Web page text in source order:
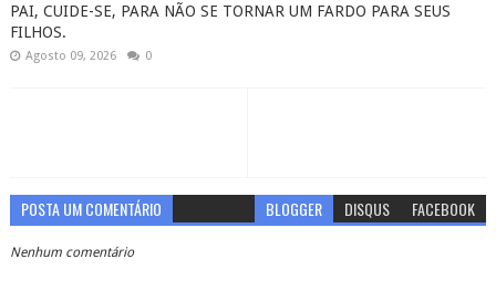
PAI, CUIDE-SE, PARA NÃO SE TORNAR UM FARDO PARA SEUS
FILHOS.
Agosto 09, 2026 0
POSTA UM COMENTÁRIO BLOGGER DISQUS FACEBOOK
Nenhum comentário